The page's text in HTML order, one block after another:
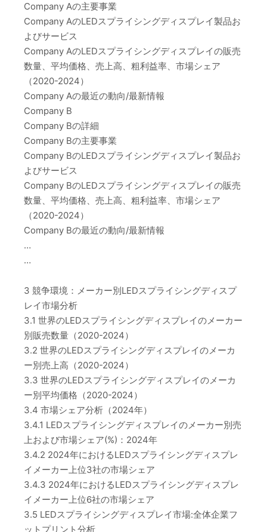
Company Aの主要事業
Company AのLEDスプライシングディスプレイ製品お
よびサービス
Company AのLEDスプライシングディスプレイの販売
数量、平均価格、売上高、粗利益率、市場シェア
（2020-2024）
Company Aの最近の動向/最新情報
Company B
Company Bの詳細
Company Bの主要事業
Company BのLEDスプライシングディスプレイ製品お
よびサービス
Company BのLEDスプライシングディスプレイの販売
数量、平均価格、売上高、粗利益率、市場シェア
（2020-2024）
Company Bの最近の動向/最新情報
…
…
3 競争環境：メーカー別LEDスプライシングディスプ
レイ市場分析
3.1 世界のLEDスプライシングディスプレイのメーカー
別販売数量（2020-2024）
3.2 世界のLEDスプライシングディスプレイのメーカ
ー別売上高（2020-2024）
3.3 世界のLEDスプライシングディスプレイのメーカ
ー別平均価格（2020-2024）
3.4 市場シェア分析（2024年）
3.4.1 LEDスプライシングディスプレイのメーカー別売
上および市場シェア(%)：2024年
3.4.2 2024年におけるLEDスプライシングディスプレ
イメーカー上位3社の市場シェア
3.4.3 2024年におけるLEDスプライシングディスプレ
イメーカー上位6社の市場シェア
3.5 LEDスプライシングディスプレイ市場:全体企業フ
ットプリント分析